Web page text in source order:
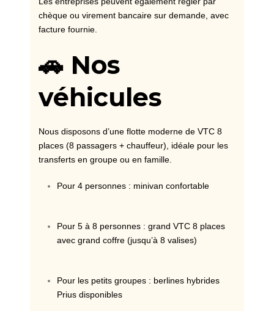
chèque ou virement bancaire sur demande, avec
facture fournie.
🚗 Nos
véhicules
Nous disposons d’une flotte moderne de VTC 8
places (8 passagers + chauffeur), idéale pour les
transferts en groupe ou en famille.
Pour 4 personnes : minivan confortable
Pour 5 à 8 personnes : grand VTC 8 places
avec grand coffre (jusqu’à 8 valises)
Pour les petits groupes : berlines hybrides
Prius disponibles